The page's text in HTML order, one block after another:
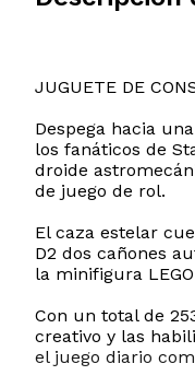
JUGUETE DE
Despega hacia
los fanáticos de
droide
de juego de rol.
El caza estelar
D2 dos cañones
la minifigura
Con un total de
creativo y las
el juego diario